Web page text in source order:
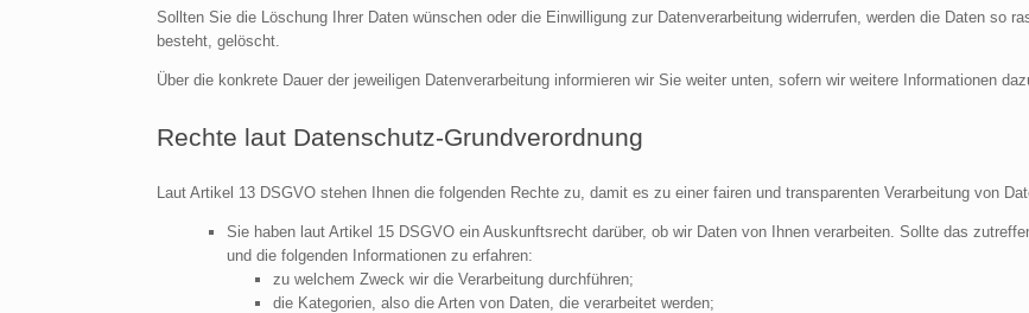
Sollten Sie die Löschung Ihrer Daten wünschen oder die Einwilligung zur Datenverarbeitung widerrufen, werden die Daten so
besteht, gelöscht.
Über die konkrete Dauer der jeweiligen Datenverarbeitung informieren wir Sie weiter unten, sofern wir weitere Informationen
Rechte laut Datenschutz-Grundverordnung
Laut Artikel 13 DSGVO stehen Ihnen die folgenden Rechte zu, damit es zu einer fairen und transparenten Verarbeitung von
Sie haben laut Artikel 15 DSGVO ein Auskunftsrecht darüber, ob wir Daten von Ihnen verarbeiten. Sollte das
und die folgenden Informationen zu erfahren:
zu welchem Zweck wir die Verarbeitung durchführen;
die Kategorien, also die Arten von Daten, die verarbeitet werden;